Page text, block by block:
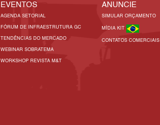
EVENTOS
AGENDA SETORIAL
FÓRUM DE INFRAESTRUTURA GC
TENDÊNCIAS DO MERCADO
WEBINAR SOBRATEMA
WORKSHOP REVISTA M&T
ANUNCIE
SIMULAR ORÇAMENTO
MÍDIA KIT
CONTATOS COMERCIAIS